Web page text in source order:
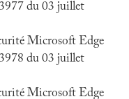
du 03 juillet
Microsoft Edge
du 03 juillet
Microsoft Edge